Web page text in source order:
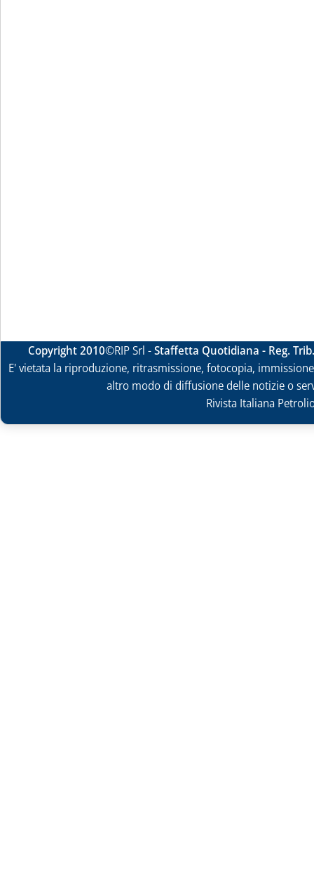
Copyright 2010©RIP Srl -Staffetta Quotidiana - Reg.
E' vietata la riproduzione, ritrasmissione, fotocopia,
altro modo di diffusione delle notizie o
Rivista Italiana